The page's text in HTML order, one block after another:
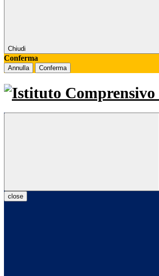
Chiudi
Conferma
Annulla Conferma
close